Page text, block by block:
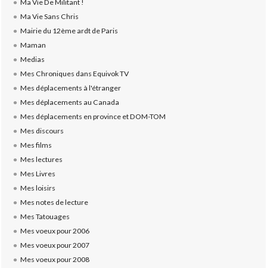
Ma Vie De Militant !
Ma Vie Sans Chris
Mairie du 12ème ardt de Paris
Maman
Medias
Mes Chroniques dans Equivok TV
Mes déplacements à l'étranger
Mes déplacements au Canada
Mes déplacements en province et DOM-TOM
Mes discours
Mes films
Mes lectures
Mes Livres
Mes loisirs
Mes notes de lecture
Mes Tatouages
Mes voeux pour 2006
Mes voeux pour 2007
Mes voeux pour 2008